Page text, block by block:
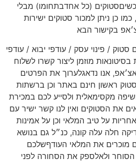
(כל אחדבתחומו) מבלי
כן ניתן למכור סטוקים ישירות
בקישור הבא
/ פינוי עסק / עודפי יבוא / עודפי
מוזמן ליצור קשרו לשלוח
אנו נדאגלערוך את הפרטים
ראשון חינם באתר וכן ברשתות
מקסימאלית ולסייע לכם במכירת
את הסטוקים ואין לנו קשר ישיר עם
על טיב המלאי וכן על אמינות
חלה עלה קונה, כנ״ל גם בנושא
את המלאי העודףשלכם
הסוחר ולאלספק את הסחורה לפני